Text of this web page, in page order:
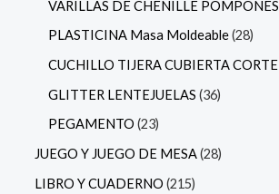
VARILLAS DE CHENILLE POMPONES
PLASTICINA Masa Moldeable 28
CUCHILLO TIJERA CUBIERTA CORTE
GLITTER LENTEJUELAS 36
PEGAMENTO 23
JUEGO Y JUEGO DE MESA 28
LIBRO Y CUADERNO 215